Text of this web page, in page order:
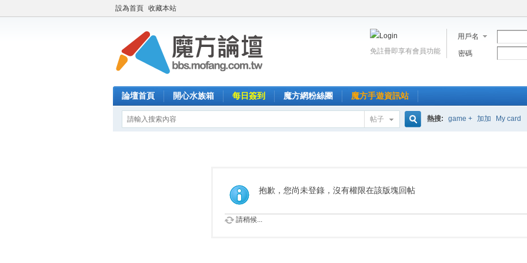
設為首頁 收藏本站
用戶名
密碼
免註冊即享有會員功能
論壇首頁 開心水族箱 每日簽到 魔方網粉絲團 魔方手遊資訊站
帖子
索
熱搜: game + 加加 My card
抱歉，您尚未登錄，沒有權限在該版塊回帖
請稍候...